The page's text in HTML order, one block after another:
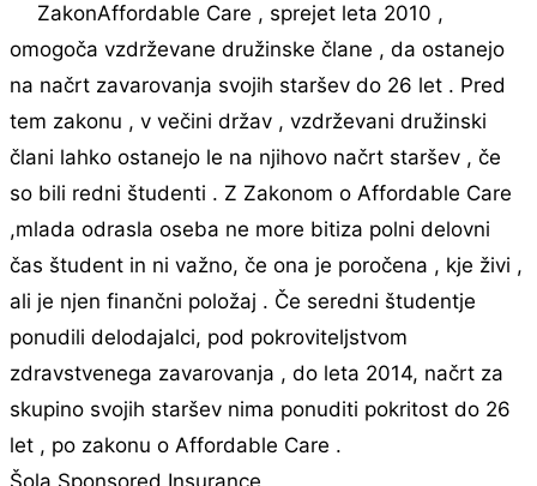
ZakonAffordable Care , sprejet leta 2010 ,
omogoča vzdrževane družinske člane , da ostanejo
na načrt zavarovanja svojih staršev do 26 let . Pred
tem zakonu , v večini držav , vzdrževani družinski
člani lahko ostanejo le na njihovo načrt staršev , če
so bili redni študenti . Z Zakonom o Affordable Care
,mlada odrasla oseba ne more bitiza polni delovni
čas študent in ni važno, če ona je poročena , kje živi ,
ali je njen finančni položaj . Če seredni študentje
ponudili delodajalci, pod pokroviteljstvom
zdravstvenega zavarovanja , do leta 2014, načrt za
skupino svojih staršev nima ponuditi pokritost do 26
let , po zakonu o Affordable Care .
Šola Sponsored Insurance